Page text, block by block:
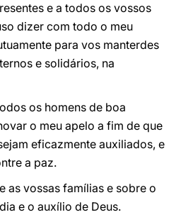
e a todos os vossos
dizer com todo o meu
para vos manterdes
e solidários, na
os homens de boa
o meu apelo a fim de que
eficazmente auxiliados, e
a paz.
as vossas famílias e sobre o
e o auxílio de Deus.